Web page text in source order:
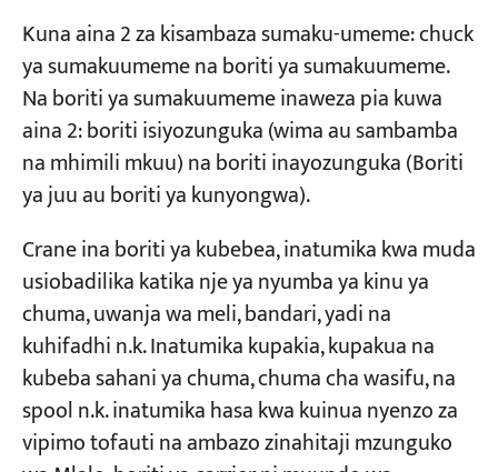
Kuna aina 2 za kisambaza sumaku-umeme: chuck
ya sumakuumeme na boriti ya sumakuumeme.
Na boriti ya sumakuumeme inaweza pia kuwa
aina 2: boriti isiyozunguka (wima au sambamba
na mhimili mkuu) na boriti inayozunguka (Boriti
ya juu au boriti ya kunyongwa).
Crane ina boriti ya kubebea, inatumika kwa muda
usiobadilika katika nje ya nyumba ya kinu ya
chuma, uwanja wa meli, bandari, yadi na
kuhifadhi n.k. Inatumika kupakia, kupakua na
kubeba sahani ya chuma, chuma cha wasifu, na
spool n.k. inatumika hasa kwa kuinua nyenzo za
vipimo tofauti na ambazo zinahitaji mzunguko